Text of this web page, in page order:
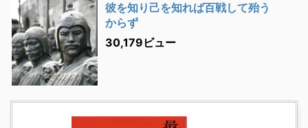
彼を知り己を知れば百戦して殆う
からず
30,179ビュー